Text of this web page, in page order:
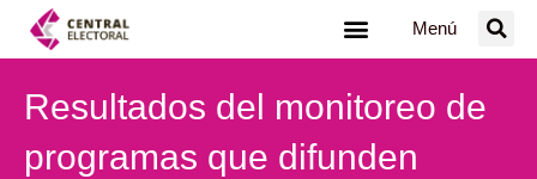
Menú
Resultados del monitoreo de
programas que difunden